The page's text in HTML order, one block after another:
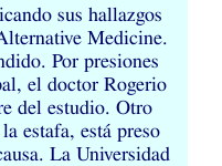
sus hallazgos
Medicine.
Por presiones
el doctor Rogerio
del estudio. Otro
estafa, está preso
La Universidad